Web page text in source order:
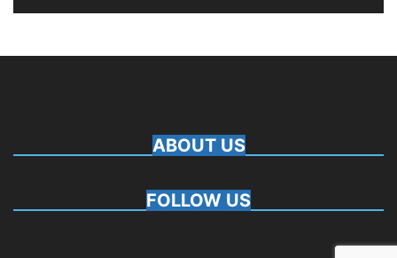
ABOUT US
FOLLOW US